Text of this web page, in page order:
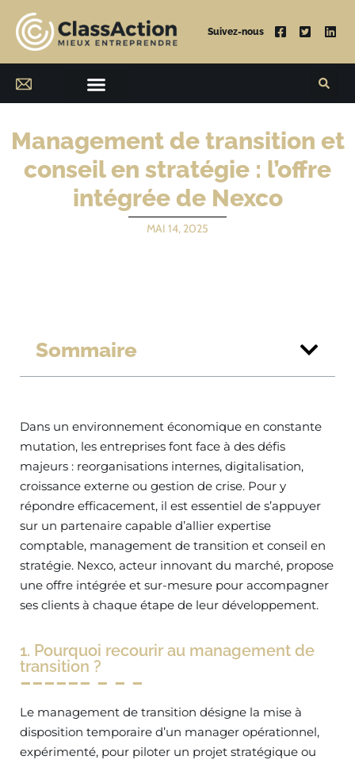
Suivez-nous
Management de transition et
conseil en stratégie : l’offre
intégrée de Nexco
MAI 14, 2025
Sommaire
Dans un environnement économique en constante
mutation, les entreprises font face à des défis
majeurs : reorganisations internes, digitalisation,
croissance externe ou gestion de crise. Pour y
répondre efficacement, il est essentiel de s’appuyer
sur un partenaire capable d’allier expertise
comptable, management de transition et conseil en
stratégie. Nexco, acteur innovant du marché, propose
une offre intégrée et sur-mesure pour accompagner
ses clients à chaque étape de leur développement.
1. Pourquoi recourir au management de
transition ?
Le management de transition désigne la mise à
disposition temporaire d’un manager opérationnel,
expérimenté, pour piloter un projet stratégique ou